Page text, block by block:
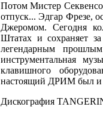
Потом Мистер
отпуск... Эдгар Фрезе,
Джеромом. Сегодня
Штатах и сохраняет
легендарным
инструментальная
клавишного
настоящий ДРИМ был и
Дискография